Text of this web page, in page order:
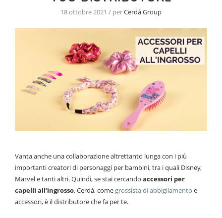
18 ottobre 2021 / perCerdá Group
Vanta anche una collaborazione altrettanto lunga con i più
importanti creatori di personaggi per bambini, tra i quali Disney,
Marvel e tanti altri. Quindi, se stai cercando accessori per
capelli all’ingrosso, Cerdá, come grossista di abbigliamento e
accessori, è il distributore che fa per te.